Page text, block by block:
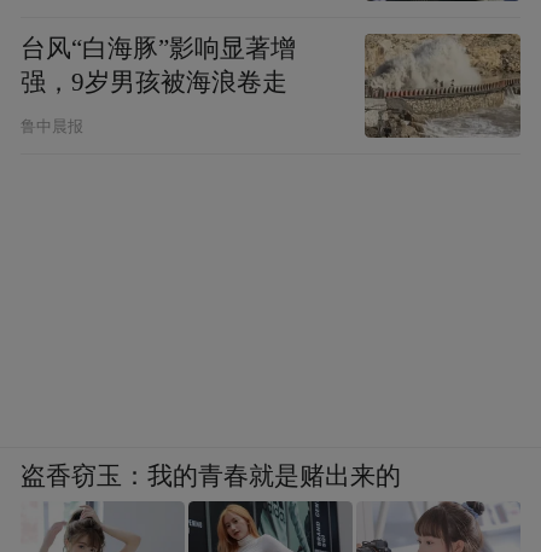
台风“白海豚”影响显著增
强，9岁男孩被海浪卷走
鲁中晨报
盗香窃玉：我的青春就是赌出来的